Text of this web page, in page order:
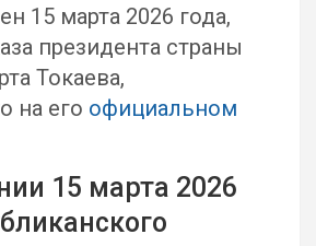
15 марта 2026 года,
президента страны
Токаева,
на его официальном
15 марта 2026